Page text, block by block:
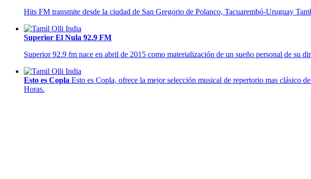
Hits FM transmite desde la ciudad de San Gregorio de Polanco, Tacuarembó-Uruguay
Superior El Nula 92.9 FM
Superior 92.9 fm nace en abril de 2015 como materialización de un sueño personal de su
Esto es Copla Esto es Copla, ofrece la mejor selección musical de repertorio mas clásico
Horas.